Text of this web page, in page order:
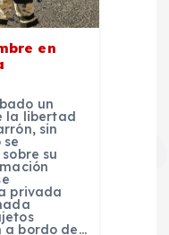
en
un
la libertad
sin
su
privada
a bordo de…